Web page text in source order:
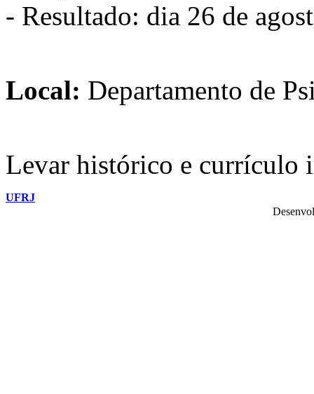
- Resultado: dia 26 de
Local: Departamento de
Levar histórico e currículo
UFRJ